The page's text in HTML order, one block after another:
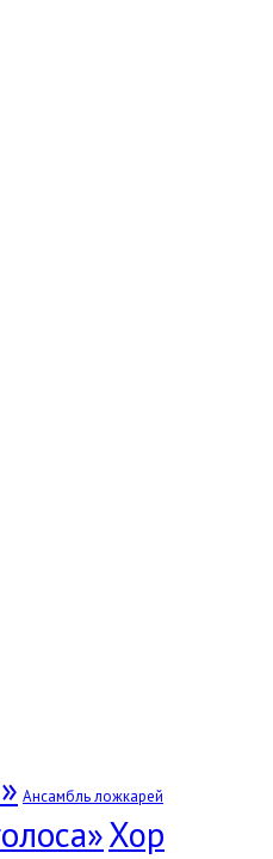
Ансамбль ложкарей
Хор